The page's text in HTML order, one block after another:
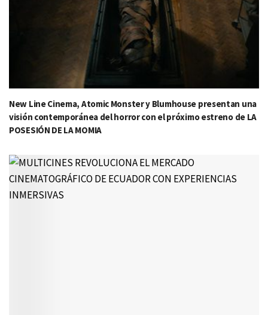
New Line Cinema, Atomic Monster y Blumhouse presentan una
visión contemporánea del horror con el próximo estreno de LA
POSESIÓN DE LA MOMIA